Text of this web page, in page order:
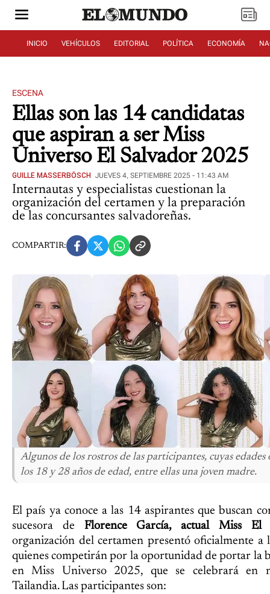
INICIO VEHÍCULOS EDITORIAL POLÍTICA ECONOMÍA
ESCENA
Ellas son las 14 candidatas
que aspiran a ser Miss
Universo El Salvador 2025
GUILLE MASSERBÖSCH JUEVES 4, SEPTIEMBRE 2025 - 11:43 AM
Internautas y especialistas cuestionan la
organización del certamen y la preparación
de las concursantes salvadoreñas.
COMPARTIR:
Algunos de los rostros de las participantes, cuyas edades
los 18 y 28 años de edad, entre ellas una joven madre.
El país ya conoce a las 14 aspirantes que buscan
sucesora de Florence García, actual Miss El
organización del certamen presentó oficialmente a
quienes competirán por la oportunidad de portar la
en Miss Universo 2025, que se celebrará en
Tailandia. Las participantes son: